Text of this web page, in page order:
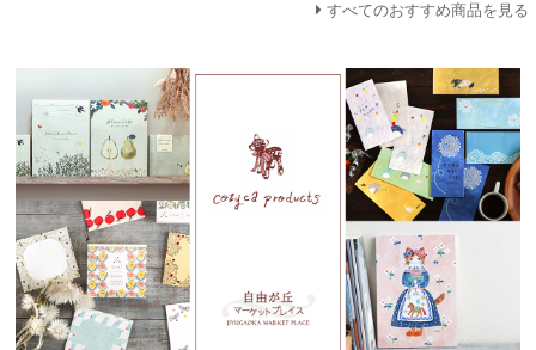
すべてのおすすめ商品を見る